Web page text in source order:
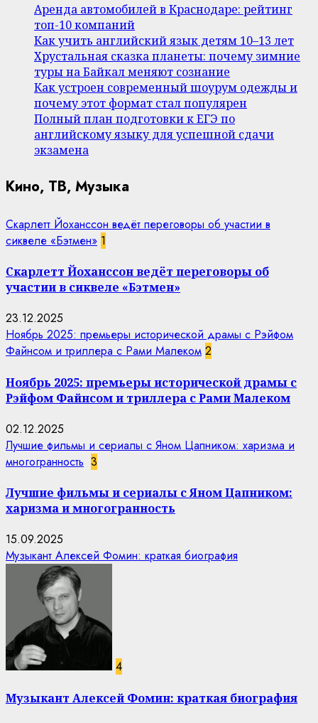
Аренда автомобилей в Краснодаре: рейтинг
топ-10 компаний
Как учить английский язык детям 10–13 лет
Хрустальная сказка планеты: почему зимние
туры на Байкал меняют сознание
Как устроен современный шоурум одежды и
почему этот формат стал популярен
Полный план подготовки к ЕГЭ по
английскому языку для успешной сдачи
экзамена
Кино, ТВ, Музыка
Скарлетт Йоханссон ведёт переговоры об участии в
сиквеле «Бэтмен» 1
Скарлетт Йоханссон ведёт переговоры об
участии в сиквеле «Бэтмен»
23.12.2025
Ноябрь 2025: премьеры исторической драмы с Рэйфом
Файнсом и триллера с Рами Малеком 2
Ноябрь 2025: премьеры исторической драмы с
Рэйфом Файнсом и триллера с Рами Малеком
02.12.2025
Лучшие фильмы и сериалы с Яном Цапником: харизма и
многогранность 3
Лучшие фильмы и сериалы с Яном Цапником:
харизма и многогранность
15.09.2025
Музыкант Алексей Фомин: краткая биография
4
Музыкант Алексей Фомин: краткая биография